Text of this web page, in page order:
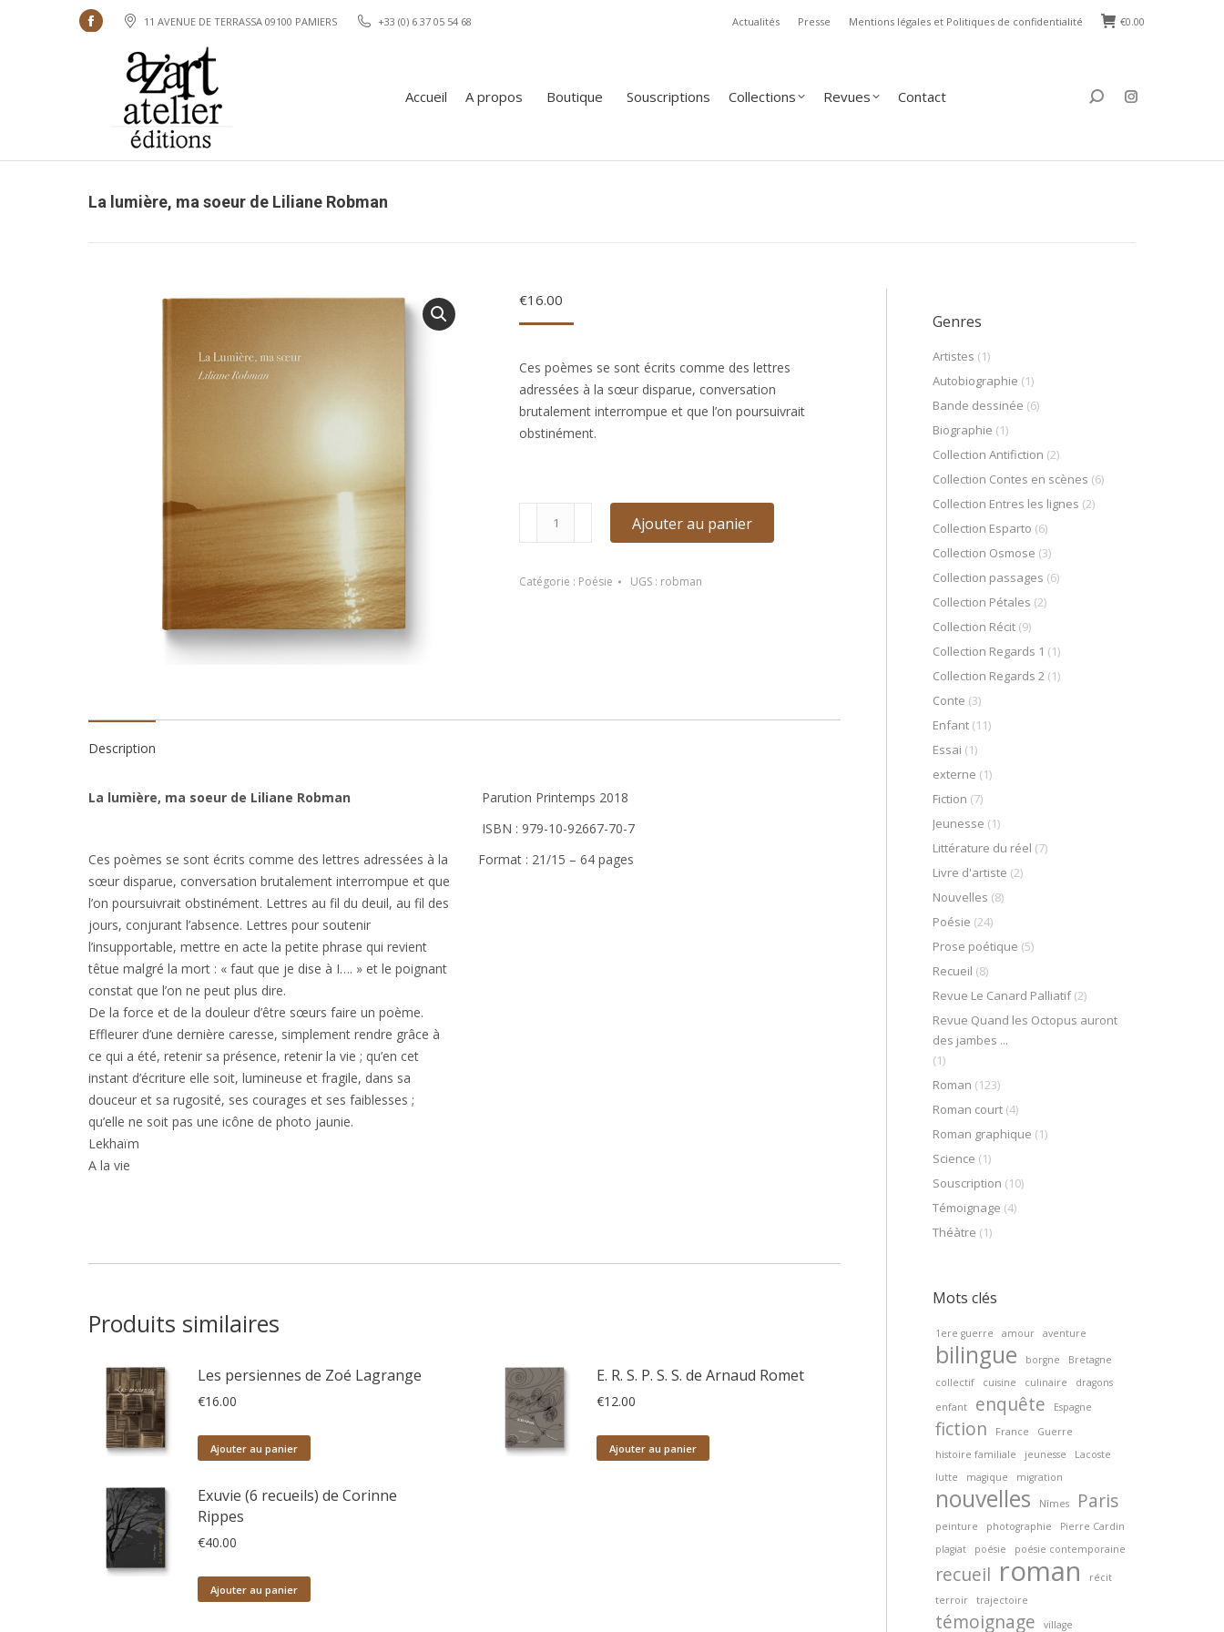
Facebook
window
11 AVENUE DE TERRASSA 09100 PAMIERS +33 (0) 6 37 05 54 68 Actualités Presse Mentions légales et Politiques de confidentialité €0.00
Accueil A propos Boutique Souscriptions Collections Revues Contact Search:
La lumière, ma soeur de Liliane Robman
€16.00
Ces poèmes se sont écrits comme des lettres
adressées à la sœur disparue, conversation
brutalement interrompue et que l’on poursuivrait
obstinément.
lumière,
Ajouter au panier
Catégorie : Poésie UGS : robman
Description
La lumière, ma soeur de Liliane Robman
Ces poèmes se sont écrits comme des lettres adressées à la
sœur disparue, conversation brutalement interrompue et que
l’on poursuivrait obstinément. Lettres au fil du deuil, au fil des
jours, conjurant l’absence. Lettres pour soutenir
l’insupportable, mettre en acte la petite phrase qui revient
têtue malgré la mort : « faut que je dise à I…. » et le poignant
constat que l’on ne peut plus dire.
De la force et de la douleur d’être sœurs faire un poème.
Effleurer d’une dernière caresse, simplement rendre grâce à
ce qui a été, retenir sa présence, retenir la vie ; qu’en cet
instant d’écriture elle soit, lumineuse et fragile, dans sa
douceur et sa rugosité, ses courages et ses faiblesses ;
qu’elle ne soit pas une icône de photo jaunie.
Lekhaïm
A la vie
Parution Printemps 2018
ISBN : 979-10-92667-70-7
Format : 21/15 – 64 pages
Produits similaires
Les persiennes de Zoé Lagrange
€16.00
Ajouter au panier
E. R. S. P. S. S. de Arnaud Romet
€12.00
Ajouter au panier
Exuvie (6 recueils) de Corinne
Rippes
€40.00
Ajouter au panier
Genres
Artistes (1)
Autobiographie (1)
Bande dessinée (6)
Biographie (1)
Collection Antifiction (2)
Collection Contes en scènes (6)
Collection Entres les lignes (2)
Collection Esparto (6)
Collection Osmose (3)
Collection passages (6)
Collection Pétales (2)
Collection Récit (9)
Collection Regards 1 (1)
Collection Regards 2 (1)
Conte (3)
Enfant (11)
Essai (1)
externe (1)
Fiction (7)
Jeunesse (1)
Littérature du réel (7)
Livre d'artiste (2)
Nouvelles (8)
Poésie (24)
Prose poétique (5)
Recueil (8)
Revue Le Canard Palliatif (2)
Revue Quand les Octopus auront
des jambes ...
(1)
Roman (123)
Roman court (4)
Roman graphique (1)
Science (1)
Souscription (10)
Témoignage (4)
Théàtre (1)
Mots clés
1ere guerre amour aventure
bilingue borgne
Bretagne
collectif
cuisine culinaire
dragons
enfant
enquête Espagne
fiction France
Guerre
histoire familiale
jeunesse
Lacoste
lutte
magique migration
nouvelles Nîmes Paris
peinture photographie
Pierre Cardin
plagiat
poésie poésie contemporaine
recueil roman
récit
terroir
trajectoire
témoignage village